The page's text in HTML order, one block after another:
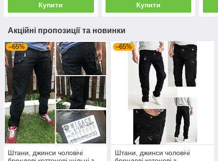
Купити Купити
Акційні пропозиції та новинки
–65%
Штани, джинси чоловічі
–65%
Штани, джинси чоловічі